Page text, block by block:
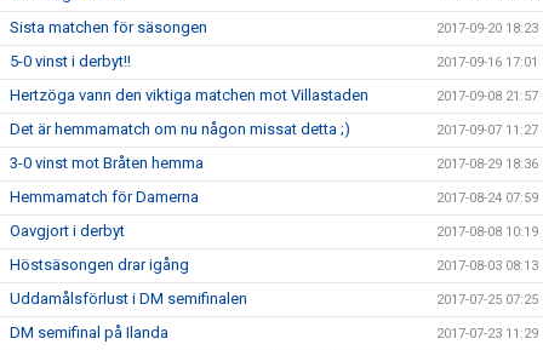
Sista matchen för säsongen 2017-09-20 18:23
5-0 vinst i derbyt!! 2017-09-16 17:01
Hertzöga vann den viktiga matchen mot Villastaden 2017-09-08 21:57
Det är hemmamatch om nu någon missat detta ;) 2017-09-07 11:27
3-0 vinst mot Bråten hemma 2017-08-29 18:36
Hemmamatch för Damerna 2017-08-24 07:59
Oavgjort i derbyt 2017-08-08 10:19
Höstsäsongen drar igång 2017-08-03 08:13
Uddamålsförlust i DM semifinalen 2017-07-25 07:25
DM semifinal på Ilanda 2017-07-23 11:29